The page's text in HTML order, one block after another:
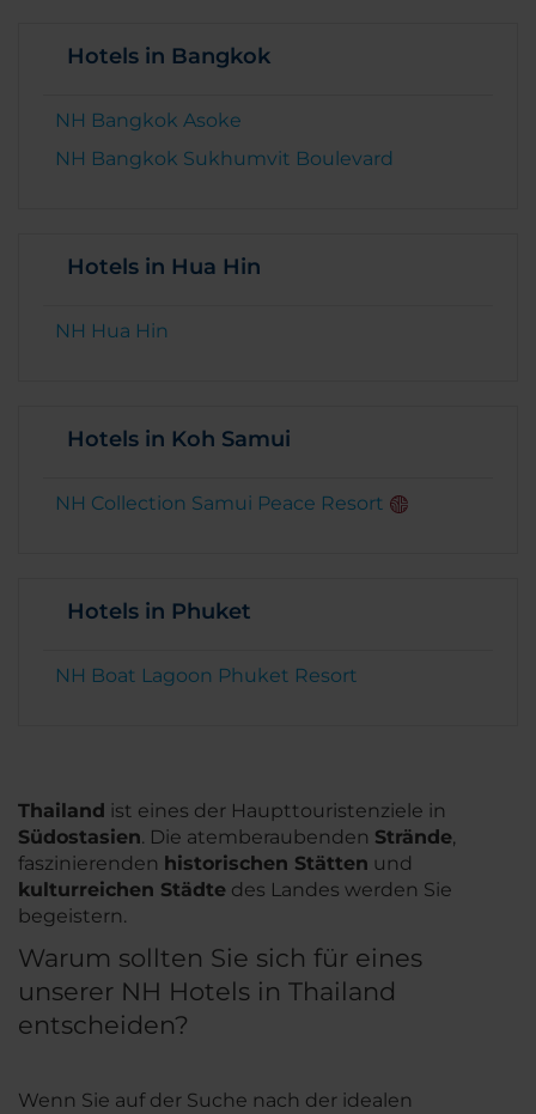
Hotels in Bangkok
NH Bangkok Asoke
NH Bangkok Sukhumvit Boulevard
Hotels in Hua Hin
NH Hua Hin
Hotels in Koh Samui
NH Collection Samui Peace Resort
Hotels in Phuket
NH Boat Lagoon Phuket Resort
Thailand ist eines der Haupttouristenziele in
Südostasien. Die atemberaubenden Strände,
faszinierenden historischen Stätten und
kulturreichen Städte des Landes werden Sie
begeistern.
Warum sollten Sie sich für eines
unserer NH Hotels in Thailand
entscheiden?
Wenn Sie auf der Suche nach der idealen